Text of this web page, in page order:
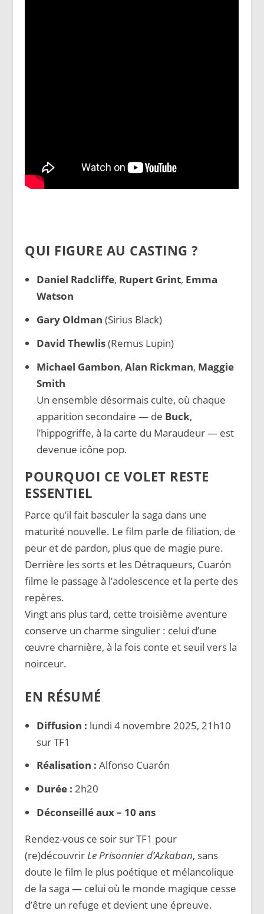
QUI FIGURE AU CASTING ?
Daniel Radcliffe, Rupert Grint, Emma
Watson
Gary Oldman (Sirius Black)
David Thewlis(Remus Lupin)
Michael Gambon, Alan Rickman, Maggie
Smith
Un ensemble désormais culte, où chaque
apparition secondaire — de Buck,
l’hippogriffe, à la carte du Maraudeur — est
devenue icône pop.
POURQUOI CE VOLET RESTE
ESSENTIEL
Parce qu’il fait basculer la saga dans une
maturité nouvelle. Le film parle de filiation, de
peur et de pardon, plus que de magie pure.
Derrière les sorts et les Détraqueurs, Cuarón
filme le passage à l’adolescence et la perte des
repères.
Vingt ans plus tard, cette troisième aventure
conserve un charme singulier : celui d’une
œuvre charnière, à la fois conte et seuil vers la
noirceur.
EN RÉSUMÉ
Diffusion : lundi 4 novembre 2025, 21h10
sur TF1
Réalisation : Alfonso Cuarón
Durée : 2h20
Déconseillé aux – 10 ans
Rendez-vous ce soir sur TF1 pour
(re)découvrirLe Prisonnier d’Azkaban, sans
doute le film le plus poétique et mélancolique
de la saga — celui où le monde magique cesse
d’être un refuge et devient une épreuve.